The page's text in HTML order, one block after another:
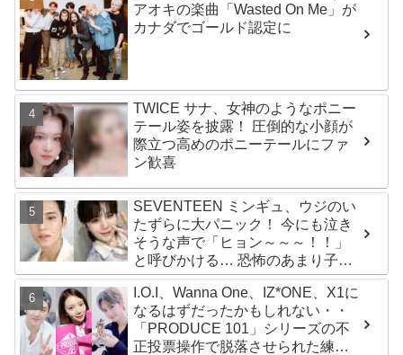
アオキの楽曲「Wasted On Me」が
カナダでゴールド認定に
TWICE サナ、女神のようなポニー
テール姿を披露！ 圧倒的な小顔が
際立つ高めのポニーテールにファ
ン歓喜
SEVENTEEN ミンギュ、ウジのい
たずらに大パニック！ 今にも泣き
そうな声で「ヒョン～～～！！」
と呼びかける… 恐怖のあまり子供
のように駆け出す姿がかわいい
I.O.I、Wanna One、IZ*ONE、X1に
なるはずだったかもしれない・・
「PRODUCE 101」シリーズの不
正投票操作で脱落させられた練習